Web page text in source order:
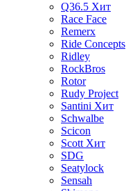
Q36.5 Хит
Race Face
Remerx
Ride Concepts
Ridley
RockBros
Rotor
Rudy Project
Santini Хит
Schwalbe
Scicon
Scott Хит
SDG
Seatylock
Sensah